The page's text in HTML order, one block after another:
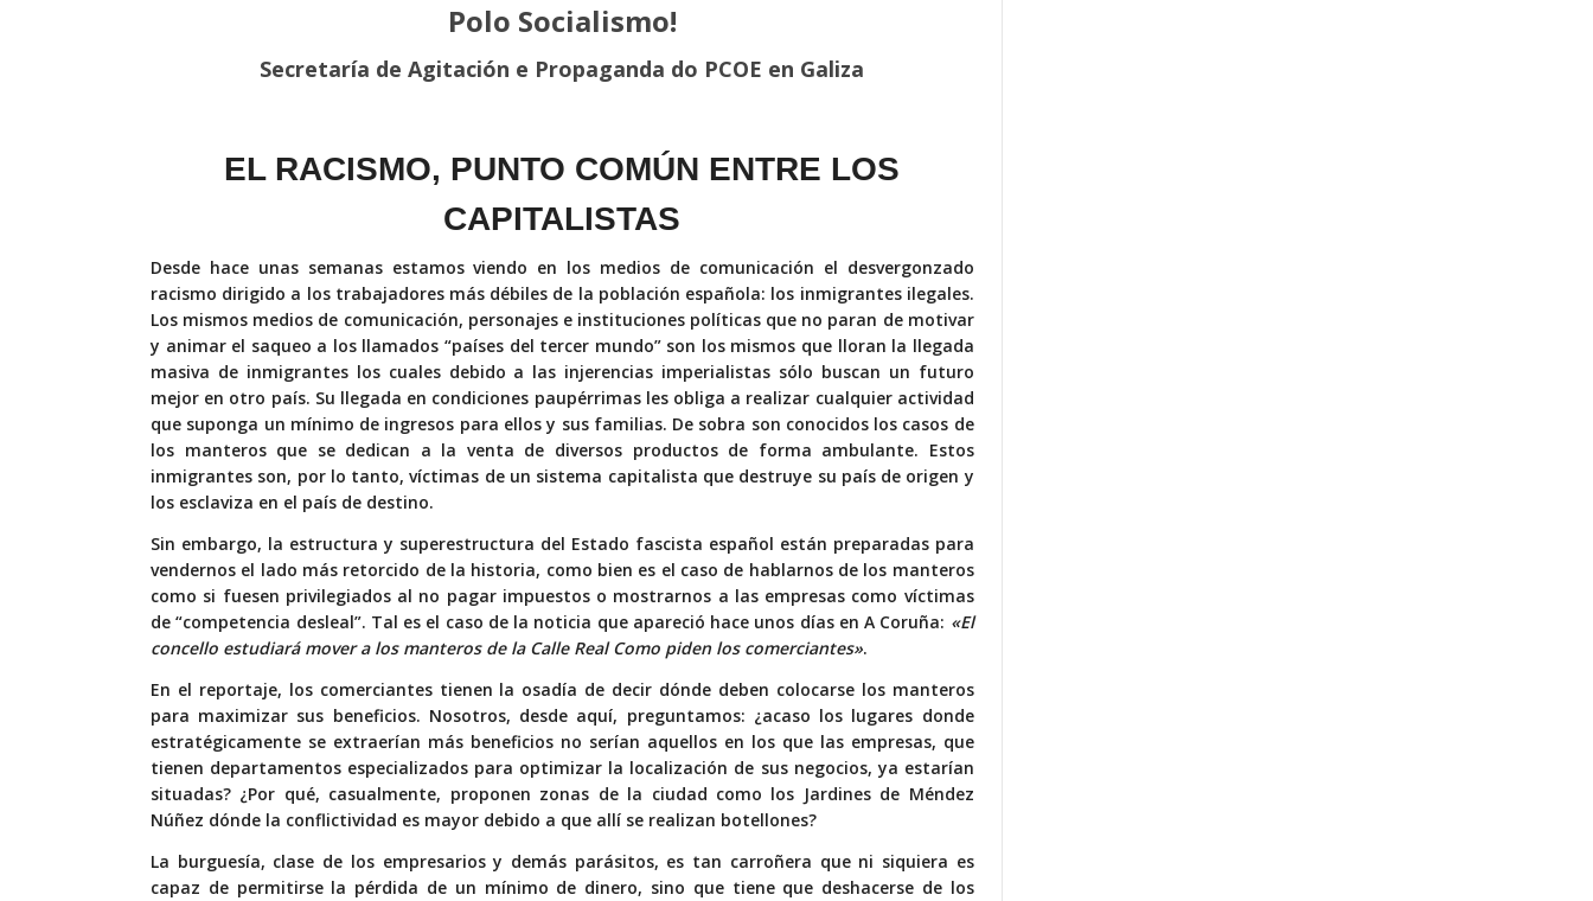
Polo Socialismo!
Secretaría de Agitación e Propaganda do PCOE en Galiza
EL RACISMO, PUNTO COMÚN ENTRE LOS
CAPITALISTAS
Desde hace unas semanas estamos viendo en los medios de comunicación el desvergonzado
racismo dirigido a los trabajadores más débiles de la población española: los inmigrantes ilegales.
Los mismos medios de comunicación, personajes e instituciones políticas que no paran de motivar
y animar el saqueo a los llamados “países del tercer mundo” son los mismos que lloran la llegada
masiva de inmigrantes los cuales debido a las injerencias imperialistas sólo buscan un futuro
mejor en otro país. Su llegada en condiciones paupérrimas les obliga a realizar cualquier actividad
que suponga un mínimo de ingresos para ellos y sus familias. De sobra son conocidos los casos de
los manteros que se dedican a la venta de diversos productos de forma ambulante. Estos
inmigrantes son, por lo tanto, víctimas de un sistema capitalista que destruye su país de origen y
los esclaviza en el país de destino.
Sin embargo, la estructura y superestructura del Estado fascista español están preparadas para
vendernos el lado más retorcido de la historia, como bien es el caso de hablarnos de los manteros
como si fuesen privilegiados al no pagar impuestos o mostrarnos a las empresas como víctimas
de “competencia desleal”. Tal es el caso de la noticia que apareció hace unos días en A Coruña: «El
concello estudiará mover a los manteros de la Calle Real Como piden los comerciantes».
En el reportaje, los comerciantes tienen la osadía de decir dónde deben colocarse los manteros
para maximizar sus beneficios. Nosotros, desde aquí, preguntamos: ¿acaso los lugares donde
estratégicamente se extraerían más beneficios no serían aquellos en los que las empresas, que
tienen departamentos especializados para optimizar la localización de sus negocios, ya estarían
situadas? ¿Por qué, casualmente, proponen zonas de la ciudad como los Jardines de Méndez
Núñez dónde la conflictividad es mayor debido a que allí se realizan botellones?
La burguesía, clase de los empresarios y demás parásitos, es tan carroñera que ni siquiera es
capaz de permitirse la pérdida de un mínimo de dinero, sino que tiene que deshacerse de los